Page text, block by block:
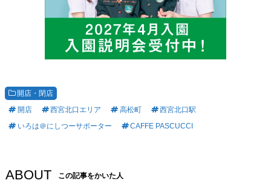
開店・閉店
開店
西宮北口エリア 高松町
西宮北口駅
いろは＠にしつーサポーター
CAFFE PASCUCCI
ABOUT この記事をかいた人